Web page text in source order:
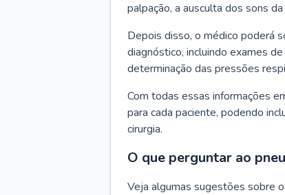
palpação, a ausculta dos sons
Depois disso, o médico poderá
diagnóstico, incluindo exames
determinação das pressões
Com todas essas informações
para cada paciente, podendo
cirurgia.
O que perguntar ao
Veja algumas sugestões sobre